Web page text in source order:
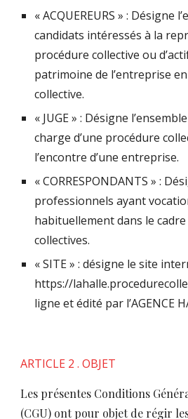
« ACQUEREURS » : Désigne
candidats intéressés à la
procédure collective ou
patrimoine de l’entreprise
collective.
« JUGE » : Désigne
charge d’une procédure
l’encontre d’une entreprise.
« CORRESPONDANTS » :
professionnels ayant
habituellement dans le
collectives.
« SITE » : désigne le site
https://
ligne et édité par l’AGENCE
ARTICLE 2 . OBJET
Les présentes Conditions
(CGU) ont pour objet de régir